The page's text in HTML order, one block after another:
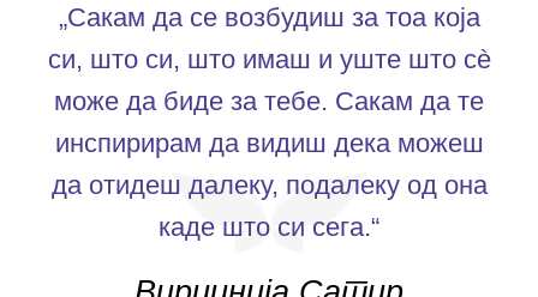
„Сакам да се возбудиш за тоа која
си, што си, што имаш и уште што сè
може да биде за тебе. Сакам да те
инспирирам да видиш дека можеш
да отидеш далеку, подалеку од она
каде што си сега.“